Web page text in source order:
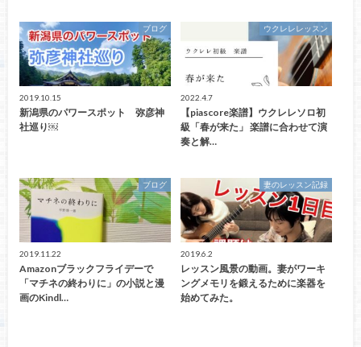
ブログ
2019.10.15
新潟県のパワースポット 弥彦神
社巡り￼
ウクレレレッスン
2022.4.7
【piascore楽譜】ウクレレソロ初
級「春が来た」 楽譜に合わせて演
奏と解…
ブログ
2019.11.22
Amazonブラックフライデーで
「マチネの終わりに」の小説と漫
画のKindl…
妻のレッスン記録
2019.6.2
レッスン風景の動画。妻がワーキ
ングメモリを鍛えるために楽器を
始めてみた。